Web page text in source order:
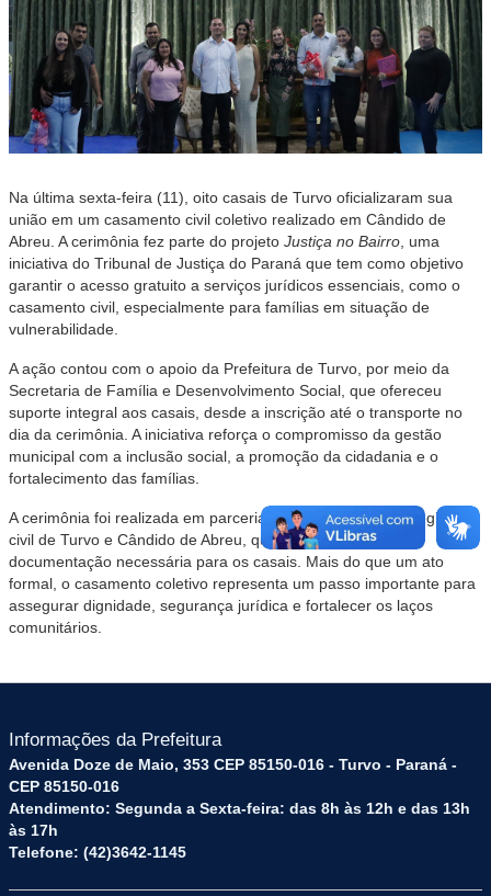
Na última sexta-feira (11), oito casais de Turvo oficializaram sua
união em um casamento civil coletivo realizado em Cândido de
Abreu. A cerimônia fez parte do projeto Justiça no Bairro , uma
iniciativa do Tribunal de Justiça do Paraná que tem como objetivo
garantir o acesso gratuito a serviços jurídicos essenciais, como o
casamento civil, especialmente para famílias em situação de
vulnerabilidade.
A ação contou com o apoio da Prefeitura de Turvo, por meio da
Secretaria de Família e Desenvolvimento Social, que ofereceu
suporte integral aos casais, desde a inscrição até o transporte no
dia da cerimônia. A iniciativa reforça o compromisso da gestão
municipal com a inclusão social, a promoção da cidadania e o
fortalecimento das famílias.
A cerimônia foi realizada em parceria com os cartórios de registro
civil de Turvo e Cândido de Abreu, que viabilizaram toda a
documentação necessária para os casais. Mais do que um ato
formal, o casamento coletivo representa um passo importante para
assegurar dignidade, segurança jurídica e fortalecer os laços
comunitários.
Informações da Prefeitura
Avenida Doze de Maio, 353 CEP 85150-016 - Turvo - Paraná -
CEP 85150-016
Atendimento: Segunda a Sexta-feira: das 8h às 12h e das 13h
às 17h
Telefone: (42)3642-1145